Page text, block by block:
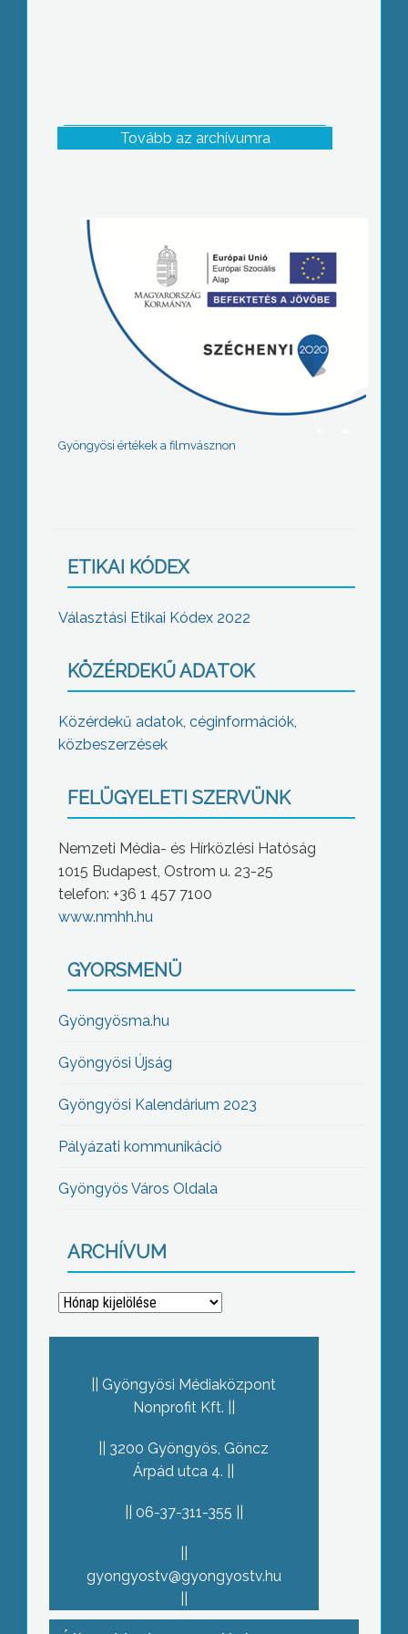
Tovább az archívumra
Gyöngyösi értékek a filmvásznon
ETIKAI KÓDEX
Választási Etikai Kódex 2022
KÖZÉRDEKŰ ADATOK
Közérdekű adatok, céginformációk,
közbeszerzések
FELÜGYELETI SZERVÜNK
Nemzeti Média- és Hírközlési Hatóság
1015 Budapest, Ostrom u. 23-25
telefon: +36 1 457 7100
www.nmhh.hu
GYORSMENÜ
Gyöngyösma.hu
Gyöngyösi Újság
Gyöngyösi Kalendárium 2023
Pályázati kommunikáció
Gyöngyös Város Oldala
ARCHÍVUM
Archívum
Gyöngyösi Médiaközpont
Nonprofit Kft.
3200 Gyöngyös, Göncz
Árpád utca 4.
06-37-311-355
gyongyostv@gyongyostv.hu